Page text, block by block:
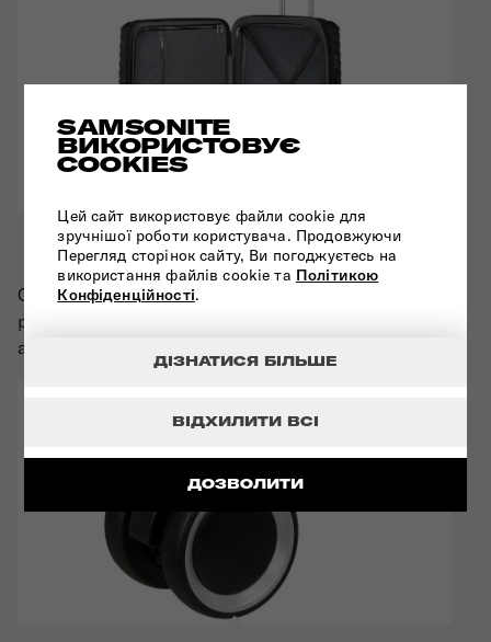
SAMSONITE
ВИКОРИСТОВУЄ
COOKIES
Цей сайт використовує файли cookie для
зручнішої роботи користувача. Продовжуючи
Перегляд сторінок сайту, Ви погоджуєтесь на
використання файлів cookie та Політикою
Конфіденційності.
ДОЗВОЛИТИ
ВІДХИЛИТИ ВСІ
ДІЗНАТИСЯ БІЛЬШЕ
ОРГАНІЗАЦІЯ
Оснащений еластичними перехресними
ременями та підкладковими перегородками для
акуратного пакування.